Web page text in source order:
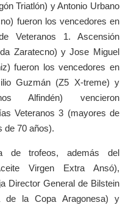
Triatlón) y Antonio Urbano
fueron los vencedores en
Veteranos 1. Ascensión
Zaratecno) y Jose Miguel
fueron los vencedores en
Guzmán (Z5 X-treme) y
Alfindén) vencieron
Veteranos 3 (mayores de
de 70 años).
de trofeos, además del
Virgen Extra Ansó),
Director General de Bilstein
de la Copa Aragonesa) y